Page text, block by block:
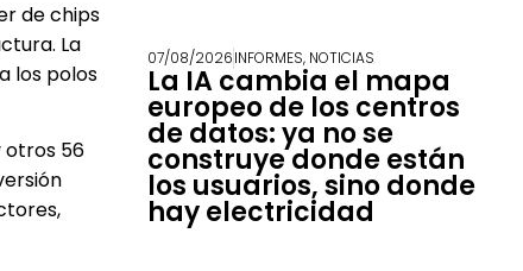
de chips
La
los polos
otros 56
07/08/2026INFORMES, NOTICIAS
La IA cambia el mapa
europeo de los centros
de datos: ya no se
construye donde están
los usuarios, sino donde
hay electricidad